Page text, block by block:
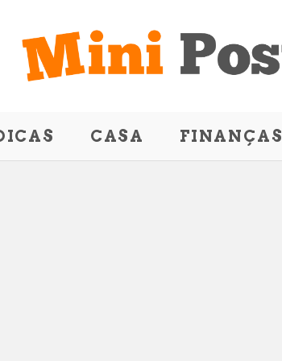
CASA FINANÇAS